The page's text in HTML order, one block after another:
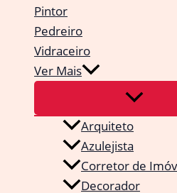
Pintor
Pedreiro
Vidraceiro
Ver Mais
Arquiteto
Azulejista
Corretor de
Decorador